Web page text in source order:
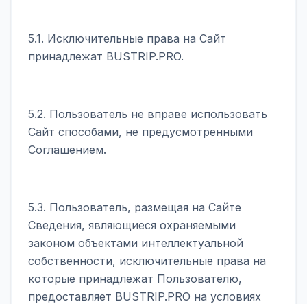
5.1. Исключительные права на Сайт
принадлежат BUSTRIP.PRO.
5.2. Пользователь не вправе использовать
Сайт способами, не предусмотренными
Соглашением.
5.3. Пользователь, размещая на Сайте
Сведения, являющиеся охраняемыми
законом объектами интеллектуальной
собственности, исключительные права на
которые принадлежат Пользователю,
предоставляет BUSTRIP.PRO на условиях